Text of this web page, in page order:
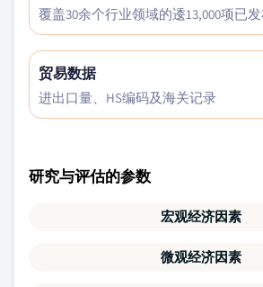
覆盖30余个行业领域的逶13,000项已
贸易数据
进出口量、HS编码及海关记录
研究与评估的参数
宏观经济因素
微观经济因素